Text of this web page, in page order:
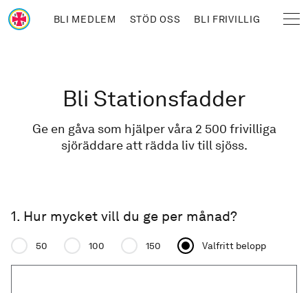
Hoppa till huvudinnehåll
BLI MEDLEM STÖD OSS BLI FRIVILLIG
Bli Stationsfadder
Ge en gåva som hjälper våra 2 500 frivilliga
sjöräddare att rädda liv till sjöss.
1. Hur mycket vill du ge per månad?
Donation amount
50 100 150 Valfritt belopp